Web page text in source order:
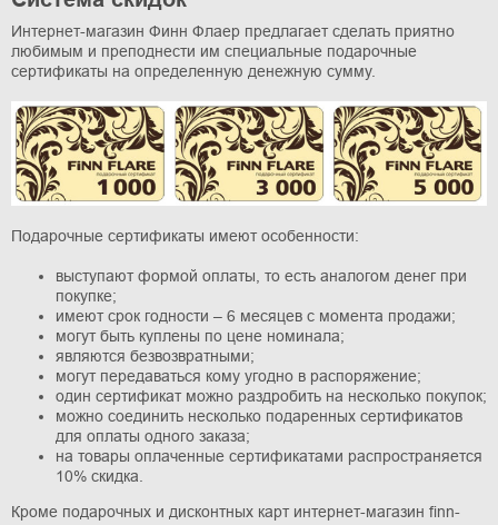
Интернет-магазин Финн Флаер предлагает сделать приятно
любимым и преподнести им специальные подарочные
сертификаты на определенную денежную сумму.
Подарочные сертификаты имеют особенности:
выступают формой оплаты, то есть аналогом денег при
покупке;
имеют срок годности – 6 месяцев с момента продажи;
могут быть куплены по цене номинала;
являются безвозвратными;
могут передаваться кому угодно в распоряжение;
один сертификат можно раздробить на несколько покупок;
можно соединить несколько подаренных сертификатов
для оплаты одного заказа;
на товары оплаченные сертификатами распространяется
10% скидка.
Кроме подарочных и дисконтных карт интернет-магазин finn-